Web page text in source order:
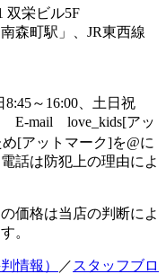
双栄ビル5F
森町駅」、JR東西線
8:45～16:00、土日祝
E-mail love_kids[アッ
[アットマーク]を@に
話は防犯上の理由によ
価格は当店の判断によ
。
情報） ／ スタッフブロ